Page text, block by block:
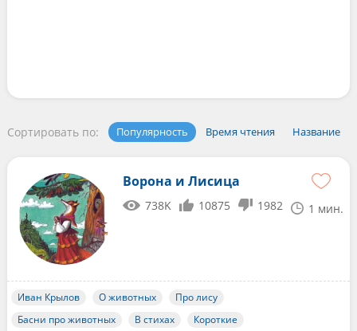
Сортировать по: Популярность Время чтения Название
Ворона и Лисица
738K 10875 1982 1 мин.
Иван Крылов О животных
Про лису
Басни про животных
В стихах
Короткие